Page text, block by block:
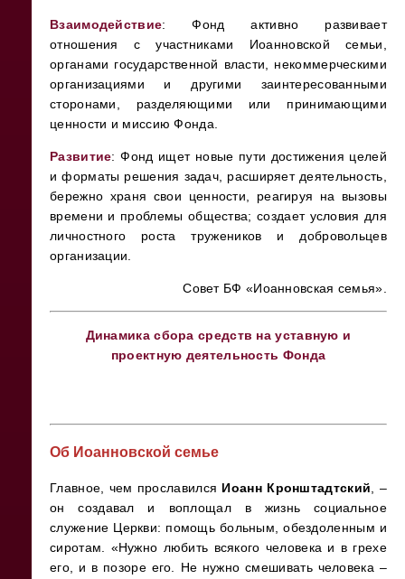
Взаимодействие: Фонд активно развивает
отношения с участниками Иоанновской семьи,
органами государственной власти, некоммерческими
организациями и другими заинтересованными
сторонами, разделяющими или принимающими
ценности и миссию Фонда.
Развитие: Фонд ищет новые пути достижения целей
и форматы решения задач, расширяет деятельность,
бережно храня свои ценности, реагируя на вызовы
времени и проблемы общества; создает условия для
личностного роста тружеников и добровольцев
организации.
Совет БФ «Иоанновская семья».
Динамика сбора средств на уставную и
проектную деятельность Фонда
Об Иоанновской семье
Главное, чем прославился Иоанн Кронштадтский, –
он создавал и воплощал в жизнь социальное
служение Церкви: помощь больным, обездоленным и
сиротам. «Нужно любить всякого человека и в грехе
его, и в позоре его. Не нужно смешивать человека –